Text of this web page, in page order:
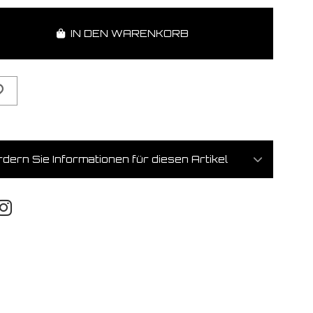
IN DEN WARENKORB
Sie Informationen für diesen Artikel